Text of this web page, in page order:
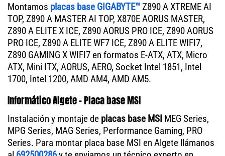
Montamos placas base GIGABYTE™Z890 A XTREME AI
TOP, Z890 A MASTER AI TOP, X870E AORUS MASTER,
Z890 A ELITE X ICE, Z890 AORUS PRO ICE, Z890 AORUS
PRO ICE, Z890 A ELITE WF7 ICE, Z890 A ELITE WIFI7,
Z890 GAMING X WIFI7 en formatos E-ATX, ATX, Micro
ATX, Mini ITX, AORUS, AERO, Socket Intel 1851, Intel
1700, Intel 1200, AMD AM4, AMD AM5.
Informático Algete - Placa base MSI
Instalación y montaje de placas base MSI MEG Series,
MPG Series, MAG Series, Performance Gaming, PRO
Series. Para montar placa base MSI en Algete llámanos